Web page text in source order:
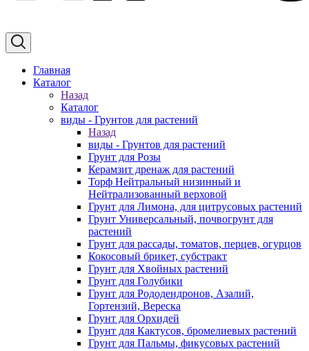
Главная
Каталог
Назад
Каталог
виды - Грунтов для растений
Назад
виды - Грунтов для растений
Грунт для Розы
Керамзит дренаж для растений
Торф Нейтральный низинный и
Нейтрализованный верховой
Грунт для Лимона, для цитрусовых растений
Грунт Универсальный, почвогрунт для
растений
Грунт для рассады, томатов, перцев, огурцов
Кокосовый брикет, субстракт
Грунт для Хвойных растений
Грунт для Голубики
Грунт для Рододендронов, Азалий,
Гортензий, Вереска
Грунт для Орхидей
Грунт для Кактусов, бромелиевых растений
Грунт для Пальмы, фикусовых растений